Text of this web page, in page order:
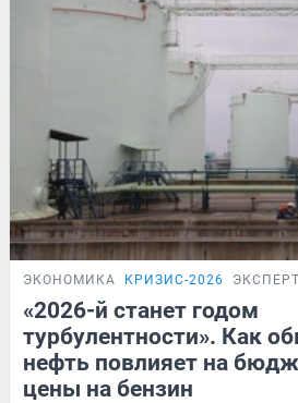
ЭКОНОМИКА КРИЗИС-2026 ЭКСПЕРТ
«2026-й станет годом
турбулентности». Как
нефть повлияет на
цены на бензин